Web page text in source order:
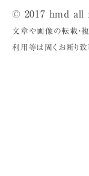
© 2017 hmd all
文章や画像の転載・複
利用等は固くお断り致